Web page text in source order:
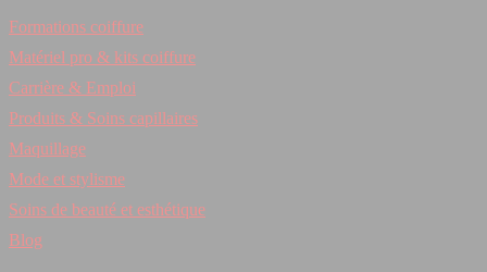
Formations coiffure
Matériel pro & kits coiffure
Carrière & Emploi
Produits & Soins capillaires
Maquillage
Mode et stylisme
Soins de beauté et esthétique
Blog